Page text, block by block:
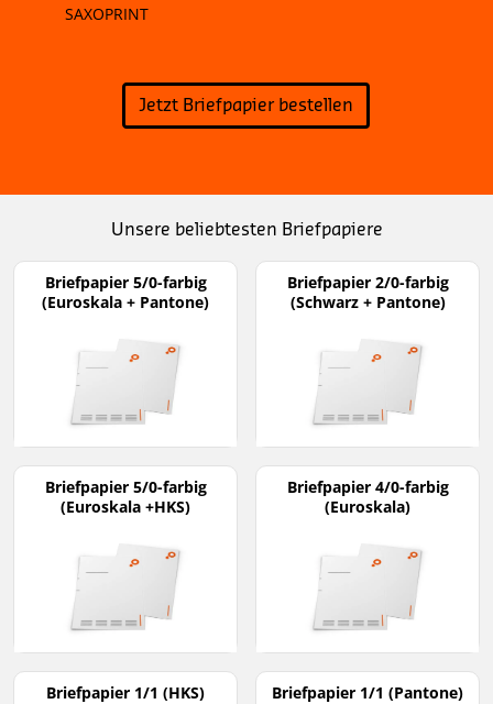
SAXOPRINT
Jetzt Briefpapier bestellen
Unsere beliebtesten Briefpapiere
Briefpapier 5/0-farbig
(Euroskala + Pantone)
Briefpapier 2/0-farbig
(Schwarz + Pantone)
Briefpapier 5/0-farbig
(Euroskala +HKS)
Briefpapier 4/0-farbig
(Euroskala)
Briefpapier 1/1 (HKS) Briefpapier 1/1 (Pantone)